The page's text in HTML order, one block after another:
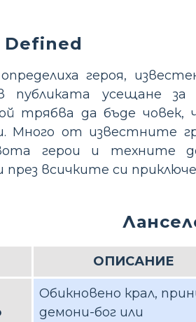
Defined
героя,
публиката усещане за
трябва да бъде
Много от известните
герои и техните
всичките си
ОПИСАНИЕ
Обикновено крал,
демони-бог или